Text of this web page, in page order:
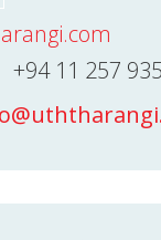
+94 11 257